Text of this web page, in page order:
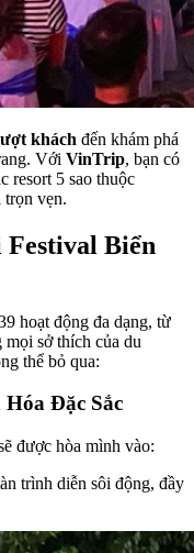
khách đến khám phá
Với VinTrip, bạn có
resort 5 sao thuộc
trọn vẹn.
Biển
hoạt động đa dạng, từ
mọi sở thích của du
thể bỏ qua:
Đặc Sắc
được hòa mình vào:
trình diễn sôi động, đầy